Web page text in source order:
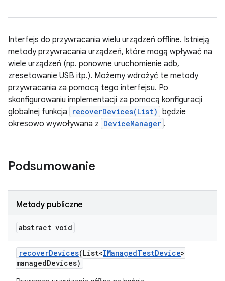
Interfejs do przywracania wielu urządzeń offline. Istnieją
metody przywracania urządzeń, które mogą wpływać na
wiele urządzeń (np. ponowne uruchomienie adb,
zresetowanie USB itp.). Możemy wdrożyć te metody
przywracania za pomocą tego interfejsu. Po
skonfigurowaniu implementacji za pomocą konfiguracji
globalnej funkcja
recoverDevices(List) będzie
okresowo wywoływana z DeviceManager .
Podsumowanie
Metody publiczne
abstract void
recoverDevices(List<IManagedTestDevice>
managedDevices)